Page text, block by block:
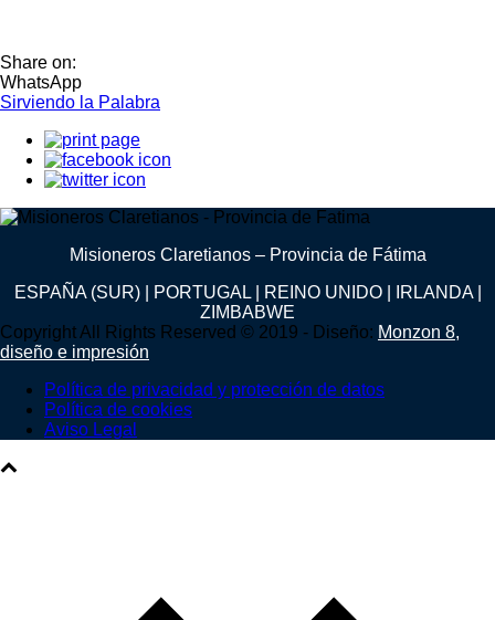
Share on:
WhatsApp
Sirviendo la Palabra
Misioneros Claretianos – Provincia de Fátima
ESPAÑA (SUR) | PORTUGAL | REINO UNIDO | IRLANDA |
ZIMBABWE
Copyright All Rights Reserved © 2019 - Diseño: Monzon 8,
diseño e impresión
Política de privacidad y protección de datos
Política de cookies
Aviso Legal